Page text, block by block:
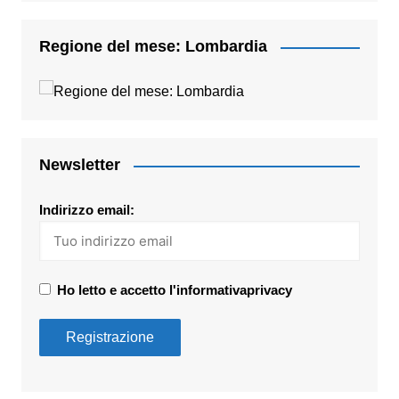
Regione del mese: Lombardia
Newsletter
Indirizzo email:
Ho letto e accetto l'informativaprivacy